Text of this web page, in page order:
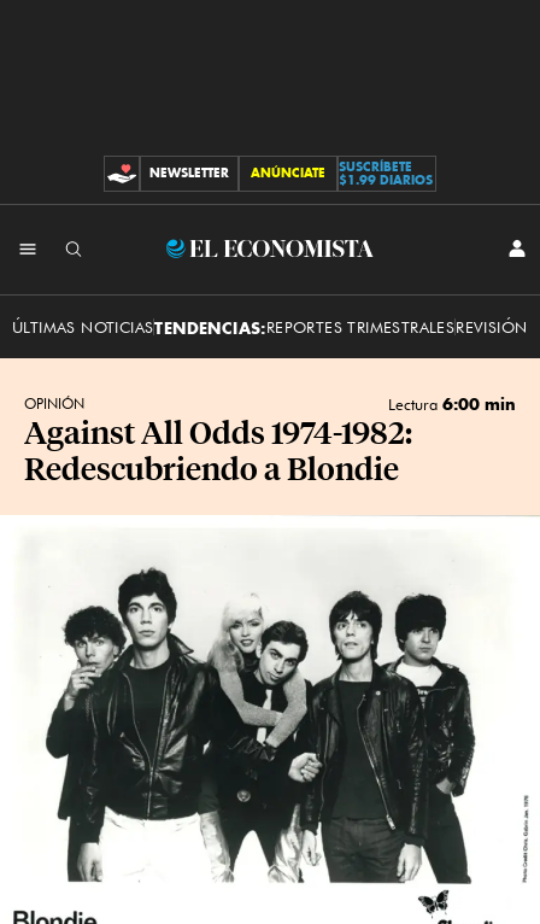
CONTRIBUCIONES
NEWSLETTER ANÚNCIATE
SUSCRÍBETE
$1.99 DIARIOS
El
ÚLTIMAS NOTICIASTENDENCIAS:REPORTES TRIMESTRALESREVISIÓN
OPINIÓN Lectura 6:00 min
Against All Odds 1974-1982:
Redescubriendo a Blondie